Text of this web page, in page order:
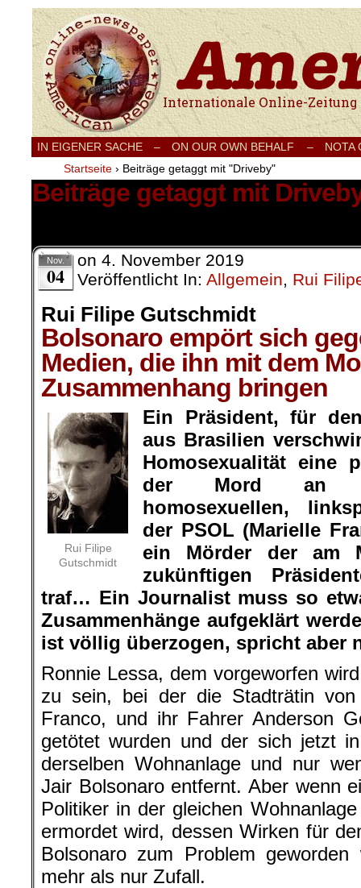
Internationale Onlinezeitung für Frieden,
IN EIGENER SACHE – ON OUR OWN BEHALF –
NOTA
Startseite › Beiträge getaggt mit "Driveby"
Beiträge getaggt mit
Nov.
04
on 4. November 2019
Veröffentlicht In: Allgemein, Rui
Rui Filipe Gutschmidt
Bolsonaro empört sich
Medien, die ihn mit dem
Zusammenhang bringen
Rui Filipe
Gutschmidt
Ein Präsident, für
aus Brasilien
Homosexualität eine
der Mord an
homosexuellen,
der PSOL (Marielle
ein Mörder der am
zukünftigen
traf… Ein Journalist muss so
Zusammenhänge aufgeklärt
ist völlig überzogen, spricht aber
Ronnie Lessa, dem vorgeworfen
zu sein, bei der die Stadträtin
Franco, und ihr Fahrer Anderson
getötet wurden und der sich jetzt
derselben Wohnanlage und nur
Jair Bolsonaro entfernt. Aber wenn
Politiker in der gleichen
ermordet wird, dessen Wirken für
Bolsonaro zum Problem
mehr als nur Zufall.